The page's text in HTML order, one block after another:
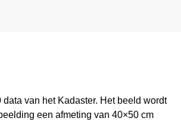
van het Kadaster. Het beeld wordt
een afmeting van 40×50 cm